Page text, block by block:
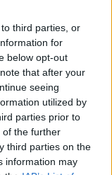
third parties, or
for
below opt-out
that after your
seeing
utilized by
parties prior to
of the further
third parties on the
information may
hírekről a